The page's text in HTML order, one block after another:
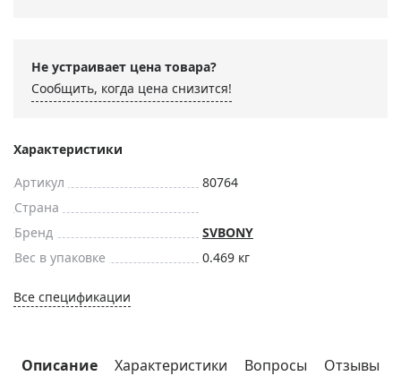
Не устраивает цена товара?
Сообщить, когда цена снизится!
Характеристики
Артикул
80764
Страна
Бренд
SVBONY
Вес в упаковке
0.469 кг
Все спецификации
Описание Характеристики Вопросы Отзывы